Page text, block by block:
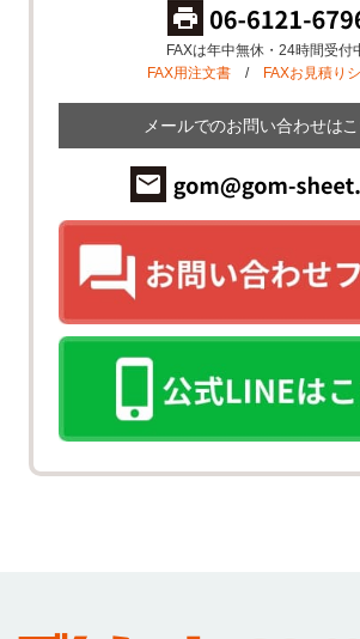
FAXは年中無休・24時間受付
FAX用注文書/ FAXお見積り
メールでのお問い合わせは